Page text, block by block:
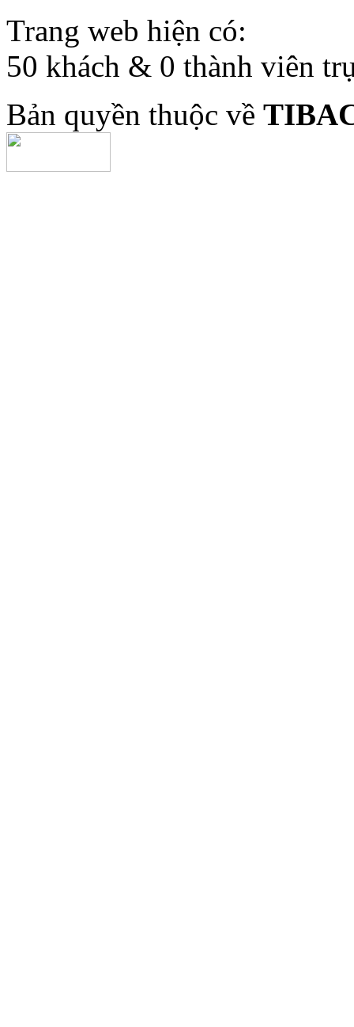
Trang web hiện có:
50 khách & 0 thành viên
Bản quyền thuộc về